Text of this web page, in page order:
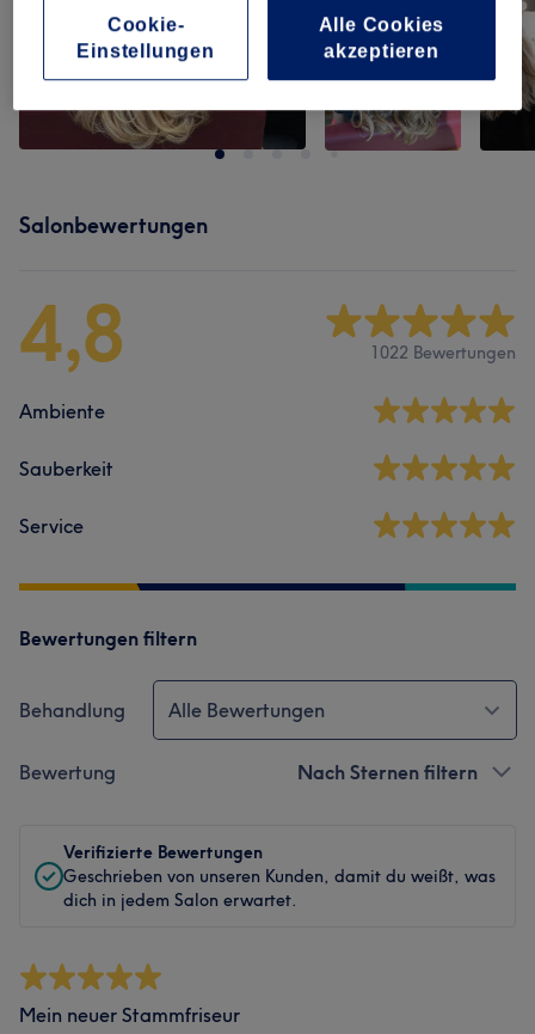
Salonbewertungen
4,8 1022 Bewertungen
Ambiente
Sauberkeit
Service
Bewertungen filtern
Behandlung Alle Bewertungen
Bewertung Nach Sternen filtern
Verifizierte Bewertungen
Geschrieben von unseren Kunden, damit du weißt, was
dich in jedem Salon erwartet.
Mein neuer Stammfriseur
Cookie-
Einstellungen
Alle Cookies
akzeptieren